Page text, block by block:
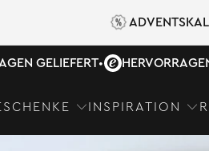
GELIEFERT•
INSPIRATION